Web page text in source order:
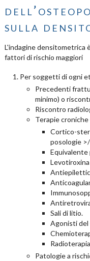
sulla
L'indagine densitometrica
fattori di rischio maggiori
Per soggetti di ogni
Precedenti
minimo) o
Riscontro
Terapie
Cortico-
posologie
Equivalente
Sali di litio.
Agonisti del
Patologie a